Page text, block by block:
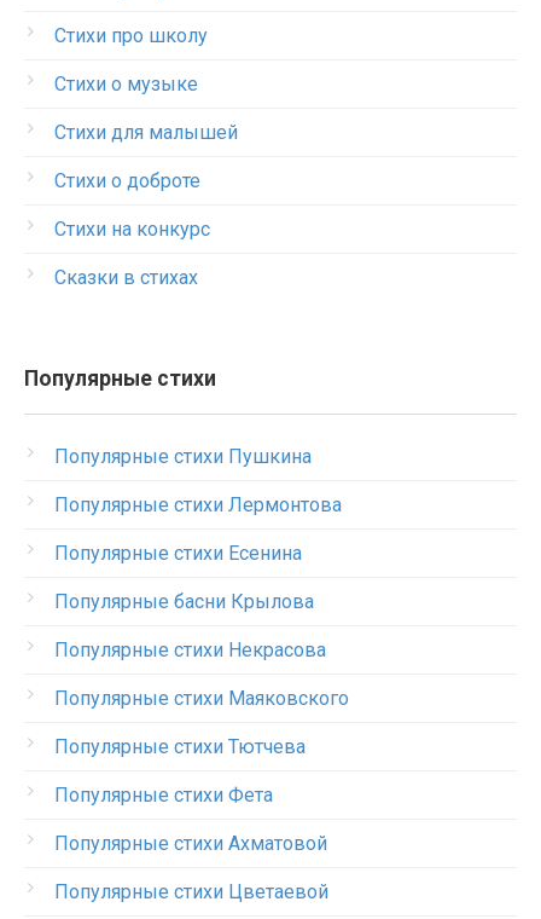
Стихи про школу
Стихи о музыке
Стихи для малышей
Стихи о доброте
Стихи на конкурс
Сказки в стихах
Популярные стихи
Популярные стихи Пушкина
Популярные стихи Лермонтова
Популярные стихи Есенина
Популярные басни Крылова
Популярные стихи Некрасова
Популярные стихи Маяковского
Популярные стихи Тютчева
Популярные стихи Фета
Популярные стихи Ахматовой
Популярные стихи Цветаевой